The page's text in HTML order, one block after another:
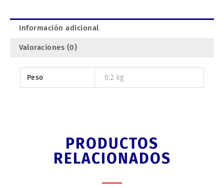
Información adicional
Valoraciones (0)
Peso 0,2 kg
PRODUCTOS
RELACIONADOS